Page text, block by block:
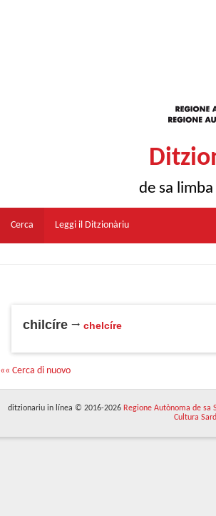
de sa
Cerca Leggi il Ditzionàriu
chilcíre chelcíre
«« Cerca di nuovo
ditzionariu in línea © 2016-2026 Regione Autònoma de sa
Cultura